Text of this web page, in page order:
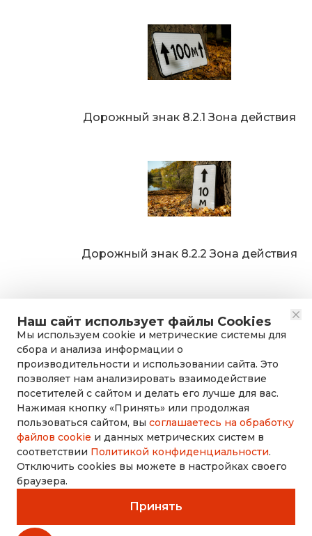
Наш сайт использует файлы Cookies
Мы используем cookie и метрические системы для
сбора и анализа информации о
производительности и использовании сайта. Это
позволяет нам анализировать взаимодействие
посетителей с сайтом и делать его лучше для вас.
Нажимая кнопку «Принять» или продолжая
пользоваться сайтом, вы соглашаетесь на обработку
файлов cookie и данных метрических систем в
соответствии Политикой конфиденциальности.
Отключить cookies вы можете в настройках своего
браузера.
Принять
Дорожный знак 8.2.1 Зона действия
Дорожный знак 8.2.2 Зона действия
rusdorznak@mail.ru
+7 (8452) 53-70-71